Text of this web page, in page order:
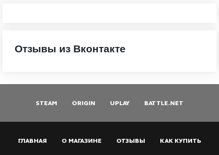
Отзывы из Вконтакте
STEAM ORIGIN UPLAY BATTLE.NET
ГЛАВНАЯ О МАГАЗИНЕ ОТЗЫВЫ КАК КУПИТЬ